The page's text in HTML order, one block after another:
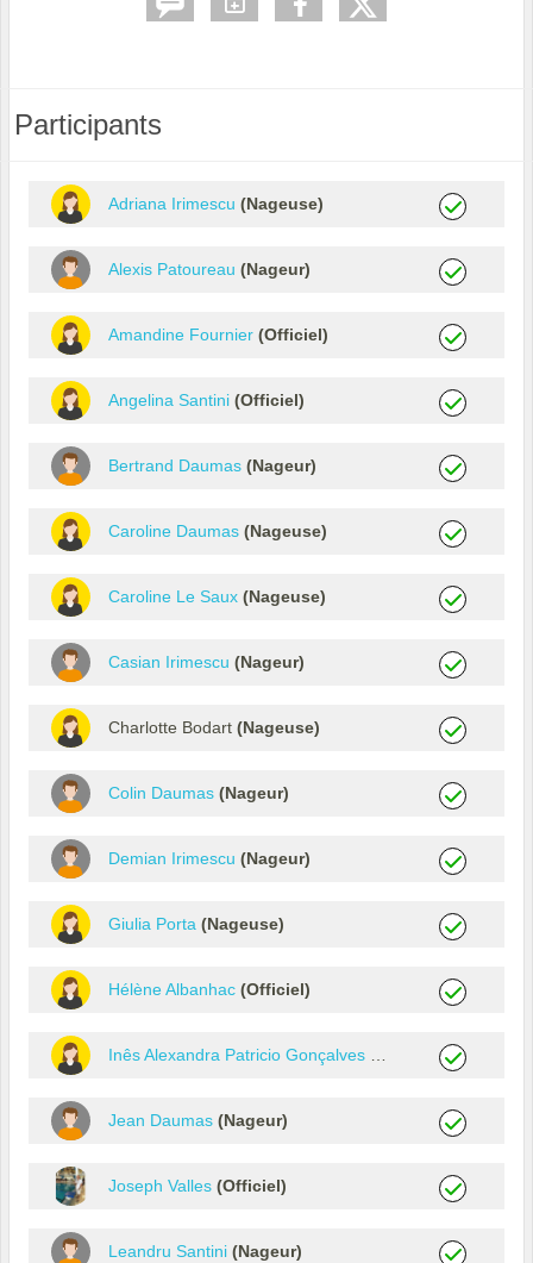
Participants
Adriana Irimescu (Nageuse)
Alexis Patoureau (Nageur)
Amandine Fournier (Officiel)
Angelina Santini (Officiel)
Bertrand Daumas (Nageur)
Caroline Daumas (Nageuse)
Caroline Le Saux (Nageuse)
Casian Irimescu (Nageur)
Charlotte Bodart (Nageuse)
Colin Daumas (Nageur)
Demian Irimescu (Nageur)
Giulia Porta (Nageuse)
Hélène Albanhac (Officiel)
Inês Alexandra Patricio Gonçalves (Nageuse)
Jean Daumas (Nageur)
Joseph Valles (Officiel)
Leandru Santini (Nageur)